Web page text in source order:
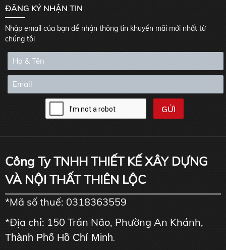
ĐĂNG KÝ NHẬN TIN
Nhập email của bạn để nhận thông tin khuyến mãi mới nhất từ
chúng tôi
Công Ty TNHH THIẾT KẾ XÂY DỰNG
VÀ NỘI THẤT THIÊN LỘC
*Mã số thuế: 0318363559
*Địa chỉ: 150 Trần Não, Phường An Khánh,
Thành Phố Hồ Chí Minh.